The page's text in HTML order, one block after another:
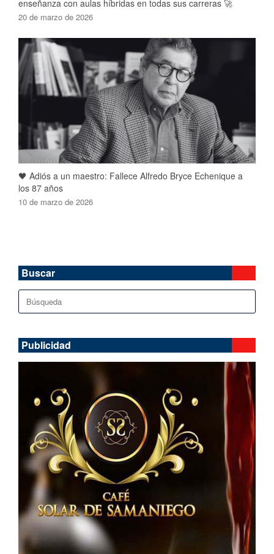
enseñanza con aulas híbridas en todas sus carreras 🚀
20 de marzo de 2026
🖤 Adiós a un maestro: Fallece Alfredo Bryce Echenique a
los 87 años
10 de marzo de 2026
Buscar
Buscar:
Publicidad